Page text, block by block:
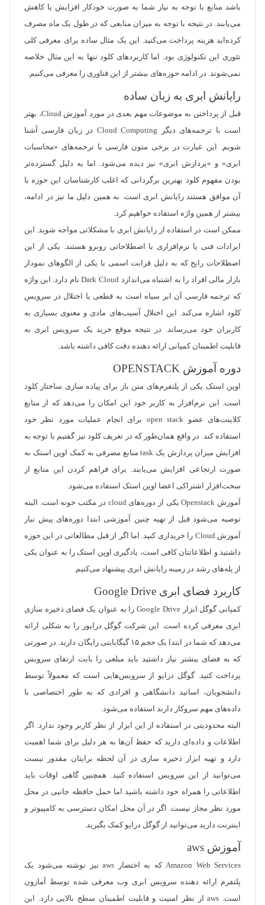
باشد منابع با توجه به نیاز شما به صورت خودکار افزایش یا کاهش
می‌یابند. در نتیجه با توجه به میزان منابعی که در طول یک ماه مصرف
کرده‌اید هزینه پرداخت می‌کنید. این یک مثال ساده برای معرفی کلی
تئوری این تکنولوژی بود. اما کاربرد‌های کلود تنها به این مثال خلاصه
نمی‌شوند. در ادامه حوزه‌های بیشتر از این فناوری را معرفی می‌کنیم.
رایانش ابری به زبان ساده
قبل از پرداختن به موضوعات مهم بعدی در مورد آموزش Cloud، بهتر
است با ترجمه‌های دیگر Cloud Computing در زبان فارسی آشنا
شویم. این عبارت در برخی متون فارسی با ترجمه‌های «محاسبات
ابری» و «پردازش ابری» نیز دیده می‌شود. اما به دلیل گسترده‌تر
بودن مفهوم کلود بهترین برگردانی که اغلب کارشناسان این حوزه با
آن موافق هستند رایانش ابری است. به همین دلیل ما نیز در ادامه،
بیشتر از همین واژه استفاده خواهیم کرد.
ممکن است در استفاده از رایانش ابری با مشکلاتی مواجه شوید. این
ایرادات فنی یا نرم‌افزاری با اصطلاحاتی روبرو هستند. یکی از این
اصطلاحات رایج که به دلیل قرابت اسمی با یکی از الگوهای نمودار
بازار مالی افراد را به اشتباه می‌اندازد Dark Cloud نام دارد. این واژه
که ترجمه فارسی آن ابر سیاه است به قطعی یا اختلال در سرویس
کلود اشاره می‌کند. این اختلال آسیب‌های مادی و معنوی بسیاری به
کاربران خود می‌رساند. در نتیجه موقع خرید یک سرویس ابری به
قابلیت اطمینان کمپانی ارائه دهنده دقت کافی داشته باشد.
دوره آموزش OPENSTACK
اوپن استک یکی از پلتفرم‌های متن باز برای پیاده سازی ساختار کلود
است. این نرم‌افزار به کاربر خود این امکان را می‌دهد که از منابع
کلاینت‌های عضو open stack برای انجام عملیات مورد نظر خود
استفاده کند. در واقع همان‌طور که در تعریف کلود نیز گفتیم با توجه به
افزایش میزان پردازش یک task منابع مصرفی به کمک اوپن استک به
صورت ارتجاعی افزایش می‌یابند. برای فراهم کردن این منابع از
سخت‌افزار اشتراکی اعضا اوپن استک استفاده می‌شود.
آموزش Openstack یکی از دوره‌های cloud در مکتب خونه است. البته
توصیه می‌شود قبل از تهیه چنین آموزشی ابتدا دوره‌های پیش نیاز
آموزش Cloud را خریداری کنید. اما اگر از قبل مطالعاتی در این حوزه
داشتید و اطلاعاتتان کافی است، یادگیری اوپن استک را به عنوان یکی
از پله‌های رشد در زمینه رایانش ابری پیشنهاد می‌کنیم.
کاربرد فضای ابری Google Drive
کمپانی گوگل ابزار Google Drive را به عنوان یک فضای ذخیره سازی
ابری معرفی کرده است. این شرکت گوگل درایور را به شکلی ارائه
می‌دهد که شما در ابتدا یک حجم ۱۵ گیگابایتی رایگان دارید. در صورتی
که به فضای بیشتر نیاز داشتید باید مبلغی را بابت ارتقای سرویس
پرداخت کنید. گوگل درایو از سرویس‌هایی است که معمولاً توسط
دانشجویان، اساتید دانشگاهی و افرادی که به طور اختصاصی با
داده‌های مهم سروکار دارند استفاده می‌شود.
البته محدودیتی در استفاده از این ابزار از نظر کاربر وجود ندارد. اگر
اطلاعات و داده‌ای دارید که حفظ آن‌ها به هر دلیل برای شما اهمیت
دارد و تهیه ابزار ذخیره سازی در آن لحظه برایتان مقدور نیست
می‌توانید از این سرویس استفاده کنید. همچنین گاهی اوقات باید
اطلاعاتی را همراه خود داشته باشید اما حمل حافظه جانبی در محل
مورد نظر مجاز نیست. اگر در آن محل امکان دسترسی به کامپیوتر و
اینترنت دارید می‌توانید از گوگل درایو کمک بگیرید.
آموزش aws
Amazon Web Services که به اختصار aws نیز نوشته می‌شود یک
پلتفرم ارائه دهنده سرویس ابری وب معرفی شده توسط آمازون
است. aws از نظر امنیت و قابلیت اطمینان سطح بالایی دارد. این